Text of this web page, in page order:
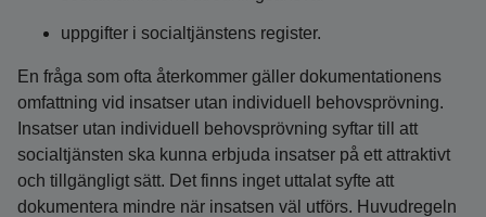
uppgifter i socialtjänstens register.
En fråga som ofta återkommer gäller dokumentationens
omfattning vid insatser utan individuell behovsprövning.
Insatser utan individuell behovsprövning syftar till att
socialtjänsten ska kunna erbjuda insatser på ett attraktivt
och tillgängligt sätt. Det finns inget uttalat syfte att
dokumentera mindre när insatsen väl utförs. Huvudregeln